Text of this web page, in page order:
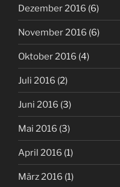
Dezember 2016 (6)
November 2016 (6)
Oktober 2016 (4)
Juli 2016 (2)
Juni 2016 (3)
Mai 2016 (3)
April 2016 (1)
März 2016 (1)